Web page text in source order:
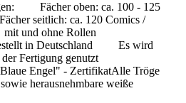
Fächer oben: ca. 100 - 125
seitlich: ca. 120 Comics /
und ohne Rollen
in Deutschland Es wird
der Fertigung genutzt
Engel" - ZertifikatAlle Tröge
herausnehmbare weiße